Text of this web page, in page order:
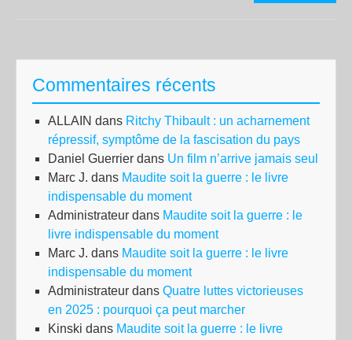
Commentaires récents
ALLAIN dans Ritchy Thibault : un acharnement
répressif, symptôme de la fascisation du pays
Daniel Guerrier dans Un film n’arrive jamais seul
Marc J. dans Maudite soit la guerre : le livre
indispensable du moment
Administrateur dans Maudite soit la guerre : le
livre indispensable du moment
Marc J. dans Maudite soit la guerre : le livre
indispensable du moment
Administrateur dans Quatre luttes victorieuses
en 2025 : pourquoi ça peut marcher
Kinski dans Maudite soit la guerre : le livre